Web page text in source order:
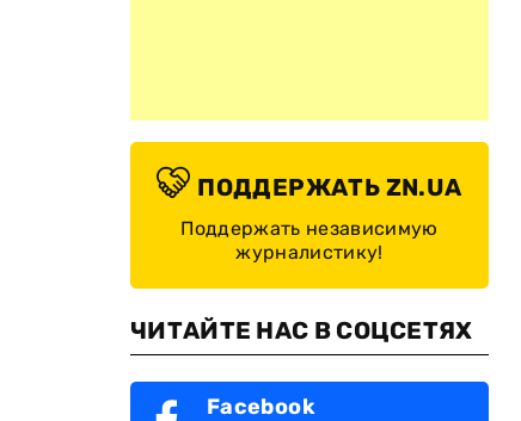
ПОДДЕРЖАТЬ ZN.UA
Поддержать независимую
журналистику!
ЧИТАЙТЕ НАС В СОЦСЕТЯХ
Facebook